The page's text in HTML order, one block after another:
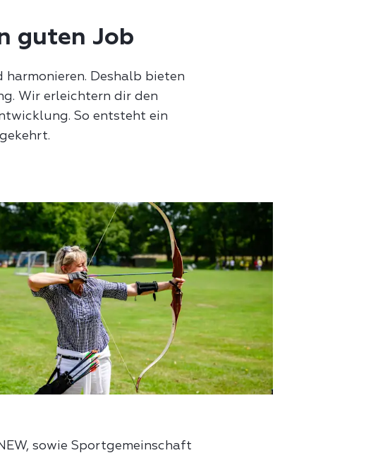
guten Job
Deshalb bieten
Wir erleichtern dir den
So entsteht ein
sowie Sportgemeinschaft